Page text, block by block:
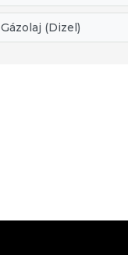
Gázolaj (Dizel)